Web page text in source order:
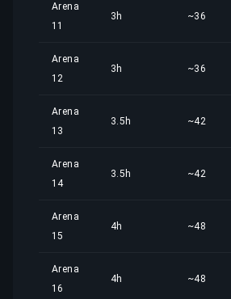
Arena
11
3h ~36
Arena
12
3h ~36
Arena
13
3.5h ~42
Arena
14
3.5h ~42
Arena
15
4h ~48
Arena
16
4h ~48